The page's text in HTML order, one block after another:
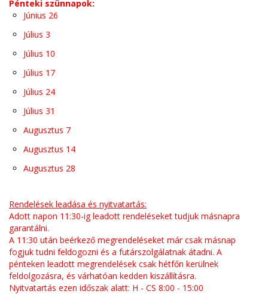
Pénteki szünnapok:
Június 26
Július 3
Július 10
Július 17
Július 24
Július 31
Augusztus 7
Augusztus 14
Augusztus 28
Rendelések leadása és nyitvatartás:
Adott napon 11:30-ig leadott rendeléseket tudjuk másnapra
garantálni.
A 11:30 után beérkező megrendeléseket már csak másnap
fogjuk tudni feldogozni és a futárszolgálatnak átadni. A
pénteken leadott megrendelések csak hétfőn kerülnek
feldolgozásra, és várhatóan kedden kiszállításra.
Nyitvatartás ezen időszak alatt: H - CS 8:00 - 15:00